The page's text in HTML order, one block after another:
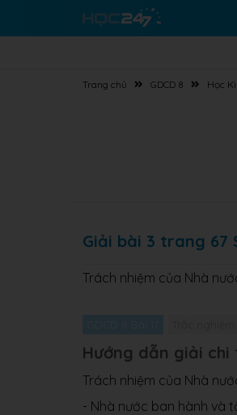
Trang chủ GDCD 8 Học
Giải bài 3 trang 67
Trách nhiệm của Nhà
Hướng dẫn giải
Trách nhiệm của Nhà
- Nhà nước ban hành và